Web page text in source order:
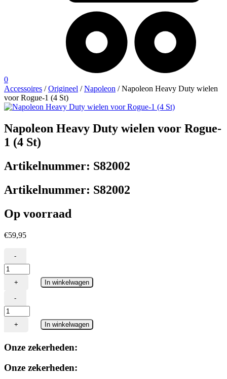
0
Accessoires /Origineel /Napoleon / Napoleon Heavy Duty wielen
voor Rogue-1 (4 St)
Napoleon Heavy Duty wielen voor Rogue-
1 (4 St)
Artikelnummer: S82002
Artikelnummer: S82002
Op voorraad
€59,95
-
Napoleon
Heavy
Duty
voor
Rogue-
aantal
+ In winkelwagen
-
Napoleon
Heavy
Duty
voor
1
(4
+ In winkelwagen
Onze zekerheden:
Onze zekerheden: